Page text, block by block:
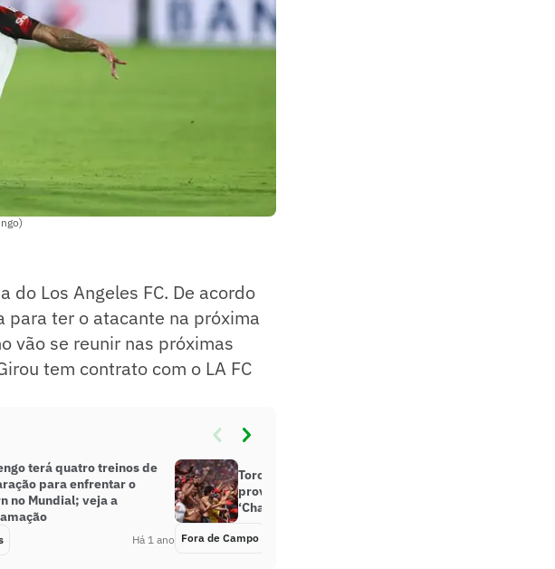
do Los Angeles FC. De acordo
para ter o atacante na próxima
vão se reunir nas próximas
tem contrato com o LA FC
terá quatro treinos de
para enfrentar o
no Mundial; veja a
Há 1 ano
Torcedores do Flamengo
provocam Bayern de Munique:
‘Chance da vingança’
Fora de Campo